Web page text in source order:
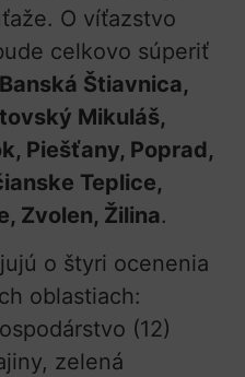
O víťazstvo
celkovo súperiť
Banská Štiavnica,
Mikuláš,
Piešťany, Poprad,
Teplice,
Zvolen, Žilina.
o štyri ocenenia
oblastiach:
(12)
zelená